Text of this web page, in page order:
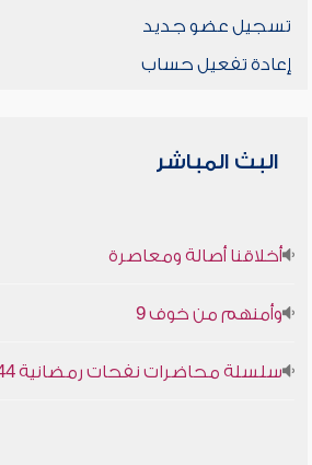
تسجيل عضو جديد
إعادة تفعيل حساب
البث المباشر
أخلاقنا أصالة ومعاصرة
وأمنهم من خوف 9
سلسلة محاضرات نفحات رمضانية 1444هـ